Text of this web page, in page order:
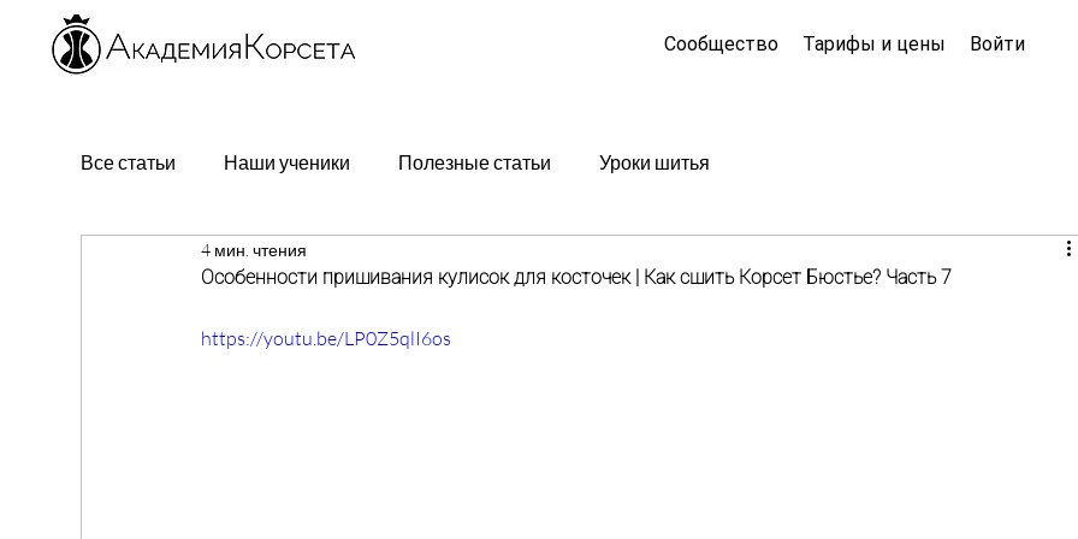
Сообщество Тарифы и цены Войти
Все статьи Наши ученики Полезные статьи Уроки шитья
Особенности пришивания кулисок для косточек | Как сшить Корсет Бюстье? Часть 7
4 мин. чтения
https://youtu.be/LP0Z5qlI6os